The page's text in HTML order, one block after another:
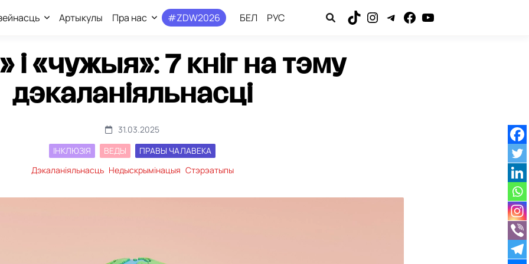
Артыкулы Пра нас #ZDW2026 БЕЛ
РУС
і «чужыя»: 7 кніг на тэму
дэкаланіяльнасці
31.03.2025
ІНКЛЮЗІЯ
ВЕДЫ
ПРАВЫ ЧАЛАВЕКА
Дэкаланіяльнасць Недыскрымінацыя Стэрэатыпы